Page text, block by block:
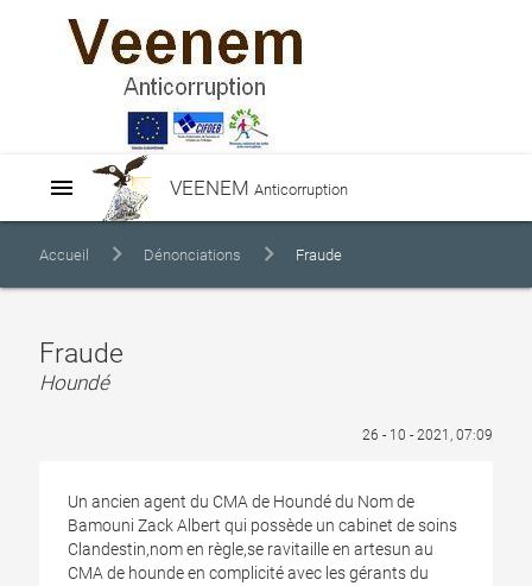
VEENEMAnticorruption
menu
Accueil Dénonciations Fraude
Fraude
Houndé
26 - 10 - 2021, 07:09
Un ancien agent du CMA de Houndé du Nom de
Bamouni Zack Albert qui possède un cabinet de soins
Clandestin,nom en règle,se ravitaille en artesun au
CMA de hounde en complicité avec les gérants du